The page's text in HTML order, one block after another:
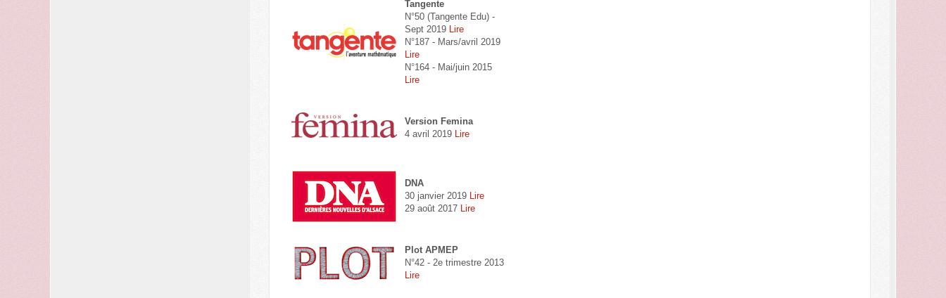
Tangente
N°50 (Tangente Edu) -
Sept 2019 Lire
N°187 - Mars/avril 2019
Lire
N°164 - Mai/juin 2015
Lire
Version Femina
4 avril 2019 Lire
DNA
30 janvier 2019 Lire
29 août 2017 Lire
Plot APMEP
N°42 - 2e trimestre 2013
Lire